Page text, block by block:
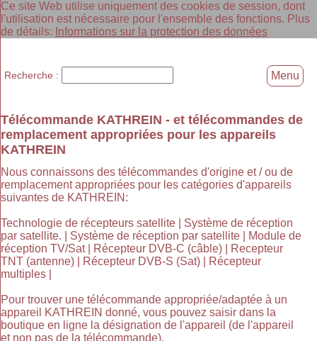
Ce site Web utilise uniquement des cookies de session, dont
l'utilisation est nécessaire pour l'ensemble des fonctions. Plus
de détails: Informations sur la protection des données
Télécommande KATHREIN - et télécommandes de
remplacement appropriées pour les appareils
KATHREIN
Nous connaissons des télécommandes d'origine et / ou de
remplacement appropriées pour les catégories d'appareils
suivantes de KATHREIN:
Technologie de récepteurs satellite | Système de réception
par satellite. | Système de réception par satellite | Module de
réception TV/Sat | Récepteur DVB-C (câble) | Recepteur
TNT (antenne) | Récepteur DVB-S (Sat) | Récepteur
multiples |
Pour trouver une télécommande appropriée/adaptée à un
appareil KATHREIN donné, vous pouvez saisir dans la
boutique en ligne la désignation de l'appareil (de l'appareil
et non pas de la télécommande).
Recherche : Menu